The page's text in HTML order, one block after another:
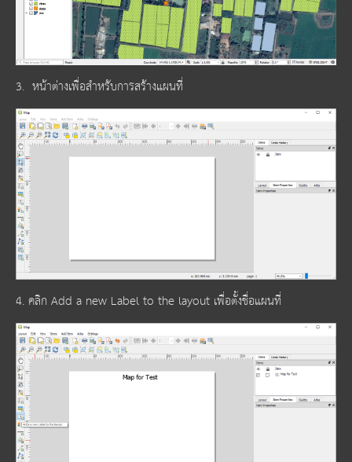
3. หน้าต่างเพื่อสำหรับการสร้างแผนที่
4. คลิก Add a new Label to the layout เพื่อตั้งชื่อแผนที่